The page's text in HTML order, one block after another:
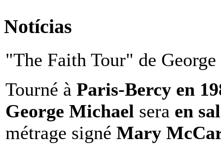
Notícias
"The Faith Tour" de
Tourné à Paris-Bercy en
George Michael sera en
métrage signé Mary